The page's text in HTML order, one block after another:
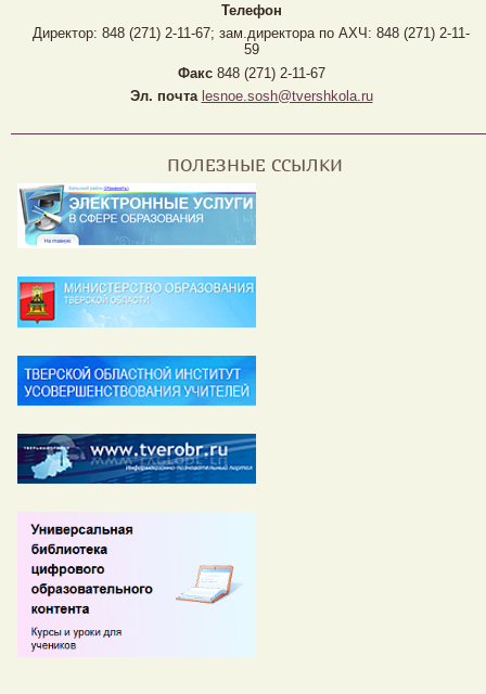
Телефон
Директор: 848 (271) 2-11-67; зам.директора по АХЧ: 848 (271) 2-11-
59
Факс848 (271) 2-11-67
Эл. почта lesnoe.sosh@tvershkola.ru
ПОЛЕЗНЫЕ ССЫЛКИ